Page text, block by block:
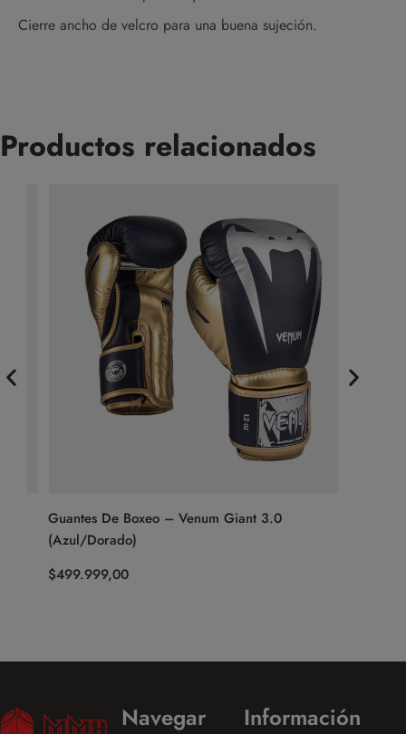
Cierre ancho de velcro para una buena sujeción.
Productos relacionados
Guantes De Boxeo – Venum Giant 3.0
(Azul/Dorado)
499.999,00
Navegar Información